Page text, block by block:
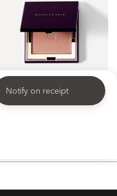
Notify on receipt